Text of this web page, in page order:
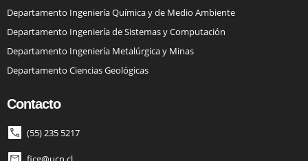
Departamento Ingeniería Química y de Medio Ambiente
Departamento Ingeniería de Sistemas y Computación
Departamento Ingeniería Metalúrgica y Minas
Departamento Ciencias Geológicas
Contacto
(55) 235 5217